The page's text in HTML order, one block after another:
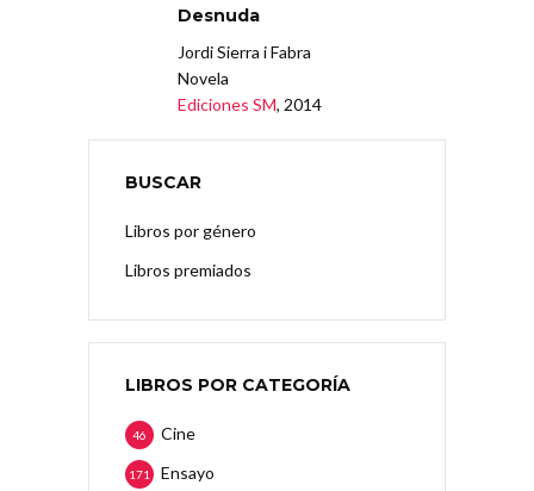
Desnuda
Jordi Sierra i Fabra
Novela
Ediciones SM, 2014
BUSCAR
Libros por género
Libros premiados
LIBROS POR CATEGORÍA
Cine
46
Ensayo
171